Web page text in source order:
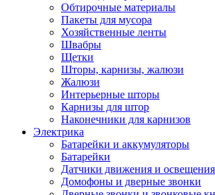
Обтирочные материалы
Пакеты для мусора
Хозяйственные ленты
Швабры
Щетки
Шторы, карнизы, жалюзи
Жалюзи
Интерьерные шторы
Карнизы для штор
Наконечники для карнизов
Электрика
Батарейки и аккумуляторы
Батарейки
Датчики движения и освещения
Домофоны и дверные звонки